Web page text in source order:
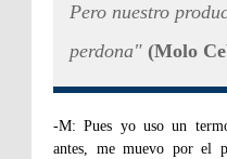
Pero nuestro
perdona" (Molo
-M: Pues yo uso un
antes, me muevo por el